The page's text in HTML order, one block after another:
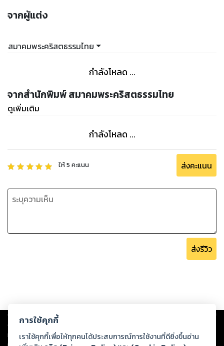
จากผู้แต่ง
สมาคมพระคริสตธรรมไทย
กำลังโหลด ...
จากสำนักพิมพ์ สมาคมพระคริสตธรรมไทย
ดูเพิ่มเติม
กำลังโหลด ...
ให้5 คะแนน ส่งคะแนน
ส่งรีวิว
Copyright © 2026
ต่อผลงานหรือเนื้อหาใดที่อัปโหลดผ่านเว็บไซต์และปรากฏว่าละเมิดสิทธิใน
ทรัพย์สินทางปัญญาของบุคคลอื่นหรือขัดต่อกฎหมายและศีลธรรม ดังนั้น ผู้อ่าน
การใช้คุกกี้
เราใช้คุกกี้เพื่อให้ทุกคนได้ประสบการณ์การใช้งานที่ดียิ่งขึ้นอ่าน